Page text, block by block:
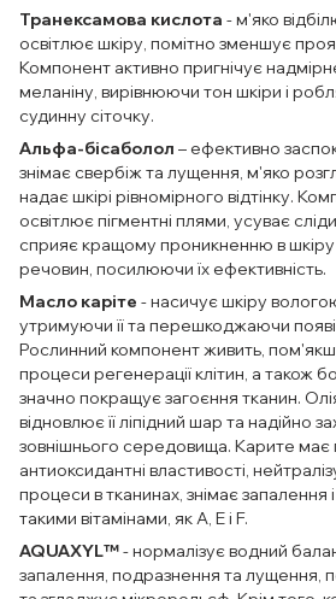
Транексамова кислота - м'яко
освітлює шкіру, помітно зменшує
Компонент активно пригнічує
меланіну, вирівнюючи тон шкіри і
судинну сіточку.
Альфа-бісаболол – ефективно
знімає свербіж та лущення, м'яко
надає шкірі рівномірного відтінку.
освітлює пігментні плями, усуває
сприяє кращому проникненню в шкіру
речовин, посилюючи їх ефективність.
Масло каріте - насичує шкіру
утримуючи її та перешкоджаючи
Рослинний компонент живить,
процеси регенерації клітин, а також
значно покращує загоєння тканин.
відновлює її ліпідний шар та надійно
зовнішнього середовища. Карите має
антиоксидантні властивості,
процеси в тканинах, знімає запалення
такими вітамінами, як A, E і F.
AQUAXYL™- нормалізує водний
запалення, подразнення та лущення,